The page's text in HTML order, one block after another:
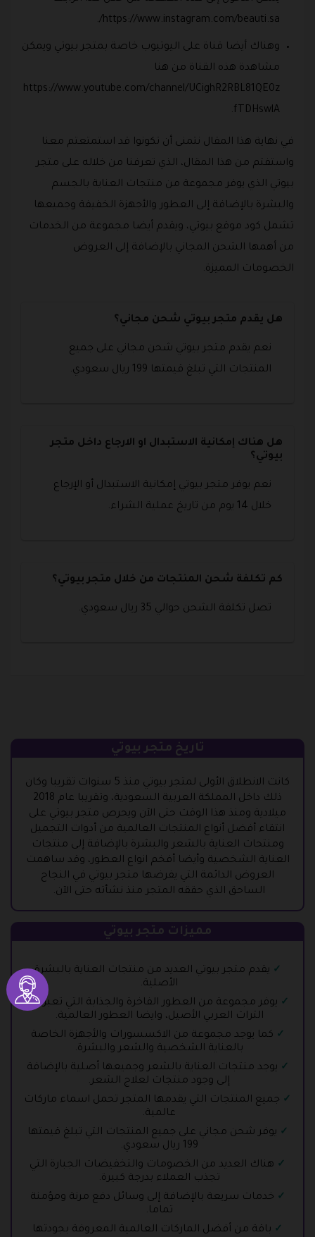
https://www.instagram.com/beauti.sa/.
وهناك أيضا قناة على اليوتيوب خاصة بمتجر بيوتي ويمكن
مشاهدة هذه القناة من هنا
https://www.youtube.com/channel/UCighR2RBL81QE0z
fTDHswlA.
في نهاية هذا المقال نتمنى أن تكونوا قد استمتعتم معنا
واستفتم من هذا المقال، الذي تعرفنا من خلاله على متجر
بيوتي الذي يوفر مجموعة من منتجات العناية بالجسم
والبشرة بالإضافة إلى العطور والأجهزة الخفيفة وجميعها
تشمل كود موقع بيوتي، ويقدم أيضا مجموعة من الخدمات
من أهمها الشحن المجاني بالإضافة إلى العروض
الخصومات المميزة.
هل يقدم متجر بيوتي شحن مجاني؟
نعم يقدم متجر بيوتي شحن مجاني على جميع
المنتجات التي تبلغ قيمتها 199 ريال سعودي.
هل هناك إمكانية الاستبدال او الارجاع داخل متجر
بيوتي؟
نعم يوفر متجر بيوتي إمكانية الاستبدال أو الإرجاع
خلال 14 يوم من تاريخ عملية الشراء.
كم تكلفة شحن المنتجات من خلال متجر بيوتي؟
تصل تكلفة الشحن حوالي 35 ريال سعودي.
تاريخ متجر بيوتي
كانت الانطلاق الأولى لمتجر بيوتي منذ 5 سنوات تقريبا وكان
ذلك داخل المملكة العربية السعودية، وتقريبا عام 2018
ميلادية ومنذ هذا الوقت حتى الآن ويحرص متجر بيوتي على
انتقاء أفضل أنواع المنتجات العالمية من أدوات التجميل
ومنتحات العناية بالشعر والبشرة بالإضافة إلى منتجات
العناية الشخصية وأيضا أفخم انواع العطور، وقد ساهمت
العروض الدائمة التي يفرضها متجر بيوتي في النجاح
الساحق الذي حققه المتجر منذ نشأته حتى الآن.
مميزات متجر بيوتي
يقدم متجر بيوتي العديد من منتجات العناية بالبشرة
الأصلية.
يوفر مجموعة من العطور الفاخرة والجذابة التي تعبر عن
التراث العربي الأصيل، وايضا العطور العالمية.
كما يوجد مجموعة من الاكسسورات والأجهزة الخاصة
بالعناية الشخصية والشعر والبشرة.
يوجد منتجات العناية بالشعر وجميعها أصلية بالإضافة
إلى وجود منتجات لعلاج الشعر.
جميع المنتجات التي يقدمها المتجر تحمل اسماء ماركات
عالمية.
يوفر شحن مجاني على جميع المنتجات التي تبلغ قيمتها
199 ريال سعودي.
هناك العديد من الخصومات والتخفيضات الجبارة التي
تجذب العملاء بدرجة كبيرة.
خدمات سريعة بالإضافة إلى وسائل دفع مرنة ومؤمنة
تماما.
باقة من أفضل الماركات العالمية المعروفة بجودتها